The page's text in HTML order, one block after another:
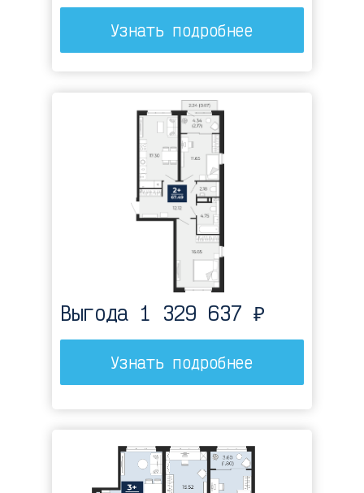
до детского сада
3 МИНУТЫ
до поликлиники
10 МИНУТ
Записаться на экскурсию
Выгода 1 329 637 ₽
Узнать подробнее
Узнать подробнее